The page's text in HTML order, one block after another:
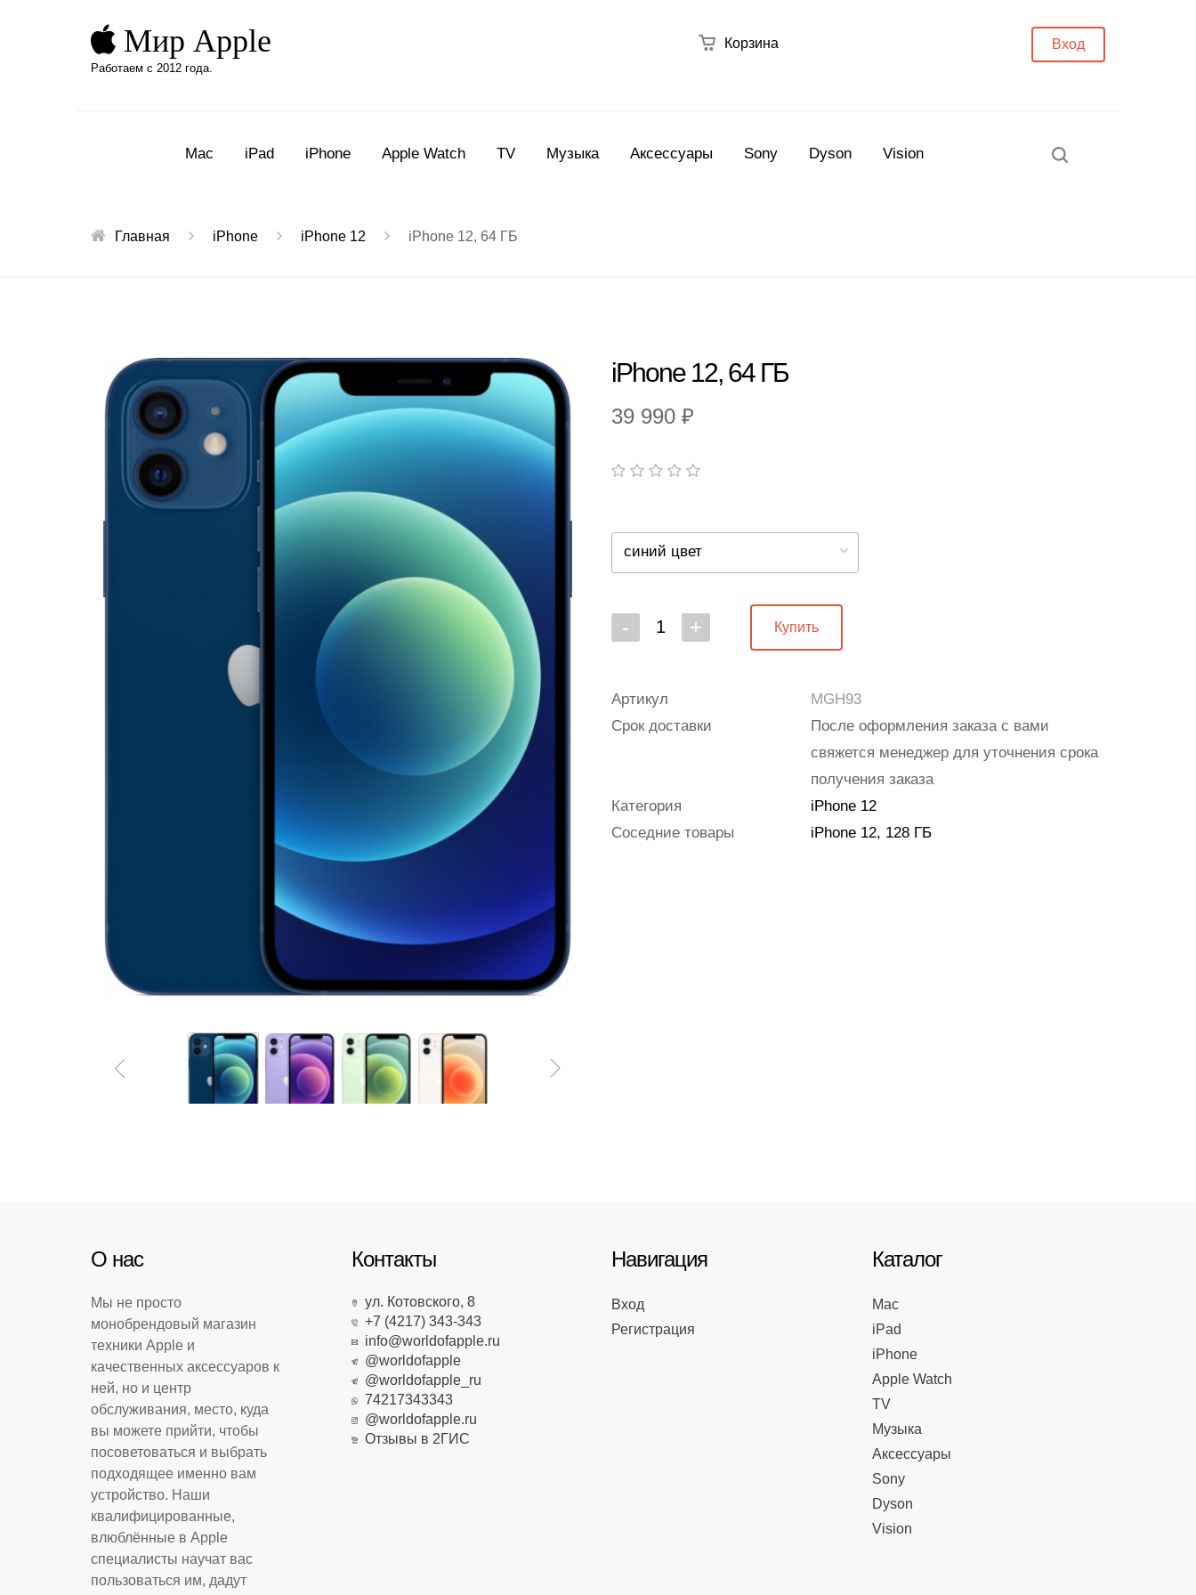
Мир Apple
Работаем с 2012 года.
Корзина Вход
Mac iPad iPhone Apple Watch TV Музыка Аксессуары Sony Dyson Vision
Главная iPhone iPhone 12 iPhone 12, 64 ГБ
iPhone 12, 64 ГБ
39 990 ₽
синий цвет
- + Купить
Артикул
MGH93
Срок доставки
После оформления заказа с вами
свяжется менеджер для уточнения срока
получения заказа
Категория
iPhone 12
Соседние товары
iPhone 12, 128 ГБ
О нас
Мы не просто
монобрендовый магазин
техники Apple и
качественных аксессуаров к
ней, но и центр
обслуживания, место, куда
вы можете прийти, чтобы
посоветоваться и выбрать
подходящее именно вам
устройство. Наши
квалифицированные,
влюблённые в Apple
специалисты научат вас
пользоваться им, дадут
Контакты
ул. Котовского, 8
+7 (4217) 343-343
info@worldofapple.ru
@worldofapple
@worldofapple_ru
74217343343
@worldofapple.ru
Отзывы в 2ГИС
Навигация
Вход
Регистрация
Каталог
Mac
iPad
iPhone
Apple Watch
TV
Музыка
Аксессуары
Sony
Dyson
Vision